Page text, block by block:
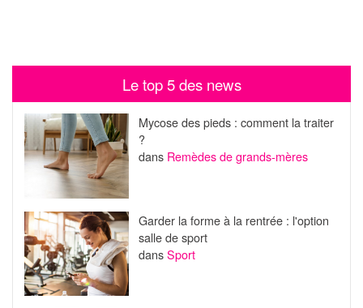
Le top 5 des news
Mycose des pieds : comment la traiter
?
dans Remèdes de grands-mères
Garder la forme à la rentrée : l'option
salle de sport
dansSport